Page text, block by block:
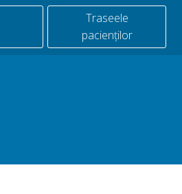
Traseele
pacienților